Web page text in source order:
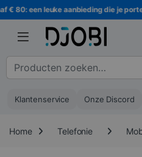
Ga naar navigatie
Ga naar de inhoud
80: een leuke aanbieding die je
Zoeken naar :
Klantenservice Onze Discord
Home Telefonie